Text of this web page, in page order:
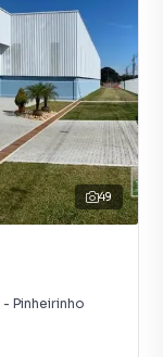
49
- Pinheirinho